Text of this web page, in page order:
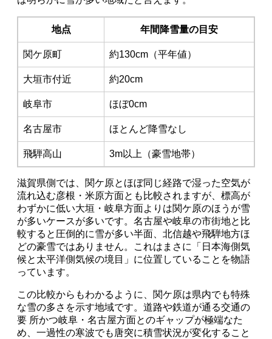
地点 年間降雪量の目安
関ケ原町 約130cm（平年値）
大垣市付近 約20cm
岐阜市 ほぼ0cm
名古屋市 ほとんど降雪なし
飛騨高山 3m以上（豪雪地帯）
滋賀県側では、関ケ原とほぼ同じ経路で湿った空気が
流れ込む彦根・米原方面とも比較されますが、標高が
わずかに低い大垣・岐阜方面よりは関ケ原のほうが雪
が多いケースが多いです。名古屋や岐阜の市街地と比
較すると圧倒的に雪が多い半面、北信越や飛騨地方ほ
どの豪雪ではありません。これはまさに「日本海側気
候と太平洋側気候の境目」に位置していることを物語
っています。
この比較からもわかるように、関ケ原は県内でも特殊
な雪の多さを示す地域です。道路や鉄道が通る交通の
要 所かつ岐阜・名古屋方面とのギャップが極端なた
め、一過性の寒波でも唐突に積雪状況が変化すること